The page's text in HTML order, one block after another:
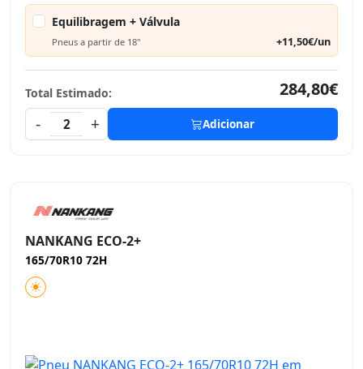
Equilibragem + Válvula
Pneus a partir de 18" +11,50€/un
Total Estimado:
284,80€
-
2 + Adicionar
NANKANG ECO-2+
165/70R10 72H